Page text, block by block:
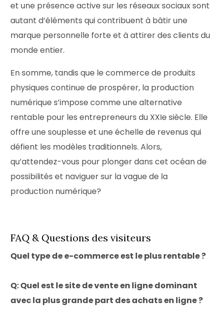
et une présence active sur les réseaux sociaux sont
autant d’éléments qui contribuent à bâtir une
marque personnelle forte et à attirer des clients du
monde entier.
En somme, tandis que le commerce de produits
physiques continue de prospérer, la production
numérique s’impose comme une alternative
rentable pour les entrepreneurs du XXIe siècle. Elle
offre une souplesse et une échelle de revenus qui
défient les modèles traditionnels. Alors,
qu’attendez-vous pour plonger dans cet océan de
possibilités et naviguer sur la vague de la
production numérique?
FAQ & Questions des visiteurs
Quel type de e-commerce est le plus rentable ?
Q: Quel est le site de vente en ligne dominant
avec la plus grande part des achats en ligne ?